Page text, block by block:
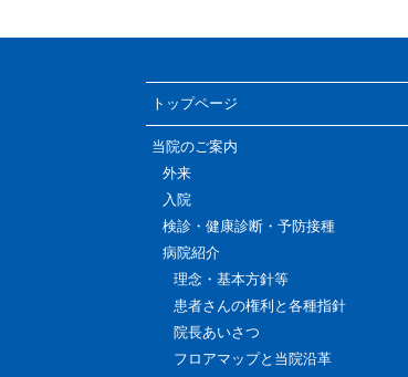
トップページ
当院のご案内
外来
入院
検診・健康診断・予防接種
病院紹介
理念・基本方針等
患者さんの権利と各種指針
院長あいさつ
フロアマップと当院沿革